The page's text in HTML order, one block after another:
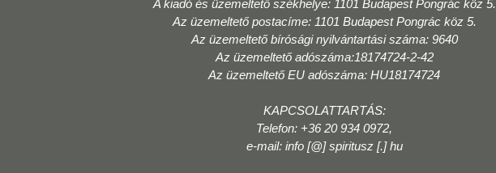
A kiadó és üzemeltető székhelye: 1101 Budapest Pongrác köz 5.
Az üzemeltető postacíme: 1101 Budapest Pongrác köz 5.
Az üzemeltető bírósági nyilvántartási száma: 9640
Az üzemeltető adószáma:18174724-2-42
Az üzemeltető EU adószáma: HU18174724
KAPCSOLATTARTÁS:
Telefon: +36 20 934 0972,
e-mail: info [@] spiritusz [.] hu